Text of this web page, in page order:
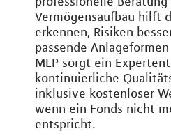
Vermögensaufbau hilft
erkennen, Risiken
passende
MLP sorgt ein
kontinuierliche
inklusive kostenloser
wenn ein Fonds nicht
entspricht.